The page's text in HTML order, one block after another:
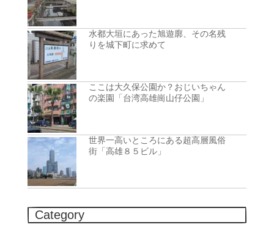
水都大垣にあった旭遊廓、その名残
りを城下町に求めて
ここは大久保公園か？おじいちゃん
の楽園「台湾高雄崗山仔公園」
世界一高いところにある超高層風俗
街「高雄８５ビル」
Category